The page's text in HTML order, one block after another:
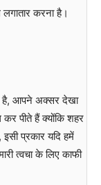
करना है।
है, आपने अक्सर देखा
कर पीते हैं क्योंकि शहर
प्रकार यदि हमें
त्वचा के लिए काफी